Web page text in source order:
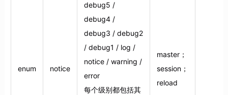
enum notice
debug5 /
debug4 /
debug3 / debug2
/ debug1 / log /
notice / warning /
error
每个级别都包括其
master；
session；
reload